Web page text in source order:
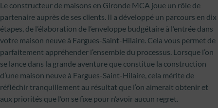
Le constructeur de maisons en Gironde MCA joue un rôle de
partenaire auprès de ses clients. Il a développé un parcours en dix
étapes, de l’élaboration de l’enveloppe budgétaire à l’entrée dans
votre maison neuve à Fargues-Saint-Hilaire. Cela vous permet de
parfaitement appréhender l’ensemble du processus. Lorsque l’on
se lance dans la grande aventure que constitue la construction
d’une maison neuve à Fargues-Saint-Hilaire, cela mérite de
réfléchir tranquillement au résultat que l’on aimerait obtenir et
aux priorités que l’on se fixe pour n’avoir aucun regret.